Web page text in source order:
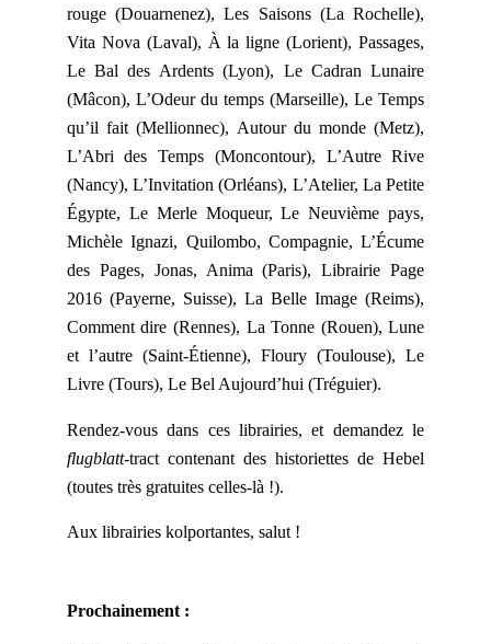
rouge (Douarnenez), Les Saisons (La Rochelle),
Vita Nova (Laval), À la ligne (Lorient), Passages,
Le Bal des Ardents (Lyon), Le Cadran Lunaire
(Mâcon), L’Odeur du temps (Marseille), Le Temps
qu’il fait (Mellionnec), Autour du monde (Metz),
L’Abri des Temps (Moncontour), L’Autre Rive
(Nancy), L’Invitation (Orléans), L’Atelier, La Petite
Égypte, Le Merle Moqueur, Le Neuvième pays,
Michèle Ignazi, Quilombo, Compagnie, L’Écume
des Pages, Jonas, Anima (Paris), Librairie Page
2016 (Payerne, Suisse), La Belle Image (Reims),
Comment dire (Rennes), La Tonne (Rouen), Lune
et l’autre (Saint-Étienne), Floury (Toulouse), Le
Livre (Tours), Le Bel Aujourd’hui (Tréguier).
Rendez-vous dans ces librairies, et demandez le
flugblatt-tract contenant des historiettes de Hebel
(toutes très gratuites celles-là !).
Aux librairies kolportantes, salut !
Prochainement :